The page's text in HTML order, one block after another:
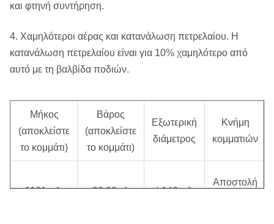
και φτηνή συντήρηση.
4. Χαμηλότεροι αέρας και κατανάλωση πετρελαίου. Η
κατανάλωση πετρελαίου είναι για 10% χαμηλότερο από
αυτό με τη βαλβίδα ποδιών.
Μήκος
(αποκλείστε
το κομμάτι)
Βάρος
(αποκλείστε
το κομμάτι)
Εξωτερική
διάμετρος
Κνήμη
κομματιών
1161 χιλ. 90,00 κλ Φ146 χιλ.
Αποστολή